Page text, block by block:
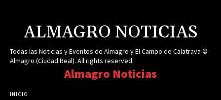
ALMAGRO NOTICIAS
Todas las Noticias y Eventos de Almagro y El Campo de Calatrava ©
Almagro (Ciudad Real). All rights reserved.
Almagro Noticias
INICIO